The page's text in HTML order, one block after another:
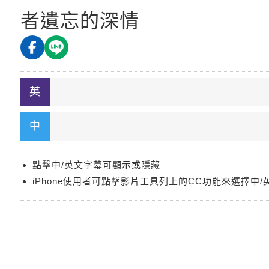
者遺忘的深情
點擊中/英文字幕可顯示或隱藏
iPhone使用者可點擊影片工具列上的CC功能來選擇中/